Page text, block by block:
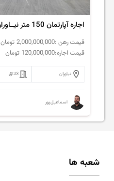
اجاره آپارتمان 150 متر نیــاوران
قیمت رهن :2,000,000,000 تومان
قیمت اجاره:120,000,000 تومان
نیاوران 3اتاق
اسماعیل‌پور
شعبه ها